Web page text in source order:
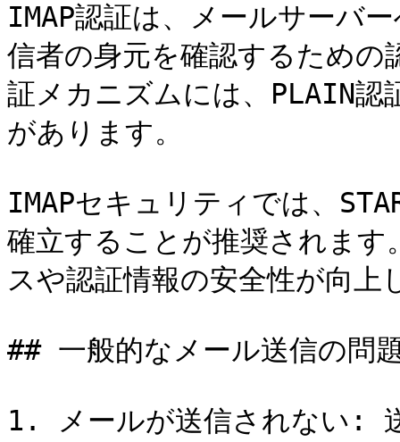
IMAP認証は、メールサーバ
信者の身元を確認するための
証メカニズムには、PLAIN認
があります。
IMAPセキュリティでは、
確立することが推奨されま
スや認証情報の安全性が向上
## 一般的なメール送信の問
1. メールが送信されない: